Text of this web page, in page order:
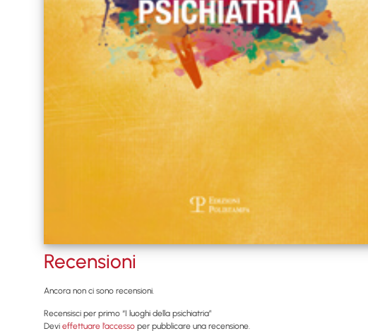
Recensioni
Ancora non ci sono recensioni.
Recensisci per primo “I luoghi della psichiatria”
Devi effettuare l’accesso per pubblicare una recensione.